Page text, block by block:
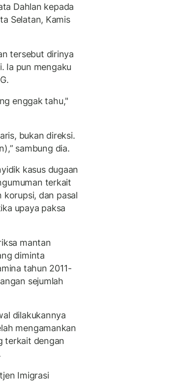
Dahlan kepada
Selatan, Kamis
tersebut dirinya
Ia pun mengaku
enggak tahu,"
bukan direksi.
sambung dia.
kasus dugaan
terkait
dan pasal
upaya paksa
mantan
diminta
tahun 2011-
sejumlah
dilakukannya
mengamankan
terkait dengan
Imigrasi